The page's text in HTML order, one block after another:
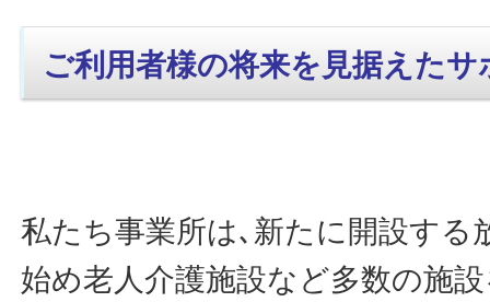
ご利用者様の将来を見据えたサ
私たち事業所は､新たに開設する
始め老人介護施設など多数の施